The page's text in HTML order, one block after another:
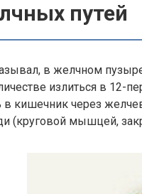
путей
в желчном
излиться в 12-
в кишечник через
(круговой мышцей,